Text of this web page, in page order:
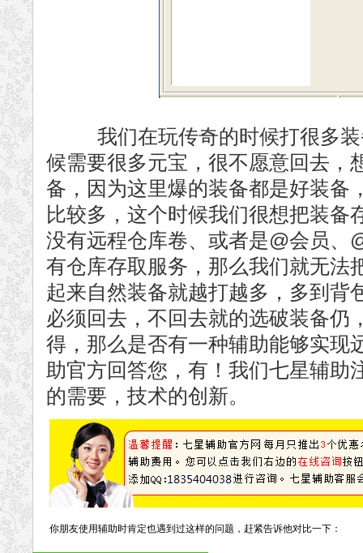
我们在玩传奇的时候打很多装
候需要很多元宝，很不愿意回去，
备，因为这里爆的装备都是好装备
比较多，这个时候我们很想把装备
没有远程仓库卷、或者是@会员、
有仓库存取服务，那么我们就无法
起来自然装备就越打越多，多到背
必须回去，不回去就的选破装备仍
得，那么是否有一种辅助能够实现
助官方回答您，有！我们七星辅助
的需要，技术的创新。
你朋友使用辅助时肯定也遇到过这样的问题，赶紧告诉他对比一下：